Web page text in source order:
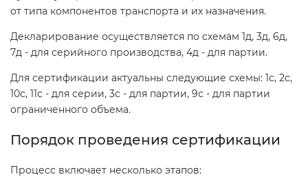
от типа компонентов транспорта и их назначения.
Декларирование осуществляется по схемам 1д, 3д, 6д,
7д - для серийного производства, 4д - для партии.
Для сертификации актуальны следующие схемы: 1с, 2с,
10с, 11с - для серии, 3с - для партии, 9с - для партии
ограниченного объема.
Порядок проведения сертификации
Процесс включает несколько этапов: